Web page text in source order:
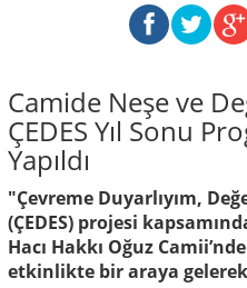
Camide Neşe ve
ÇEDES Yıl Sonu
Yapıldı
"Çevreme Duyarlıyım,
(ÇEDES) projesi
Hacı Hakkı Oğuz
etkinlikte bir araya